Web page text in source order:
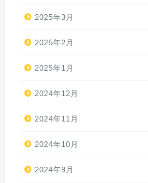
2025年3月
2025年2月
2025年1月
2024年12月
2024年11月
2024年10月
2024年9月